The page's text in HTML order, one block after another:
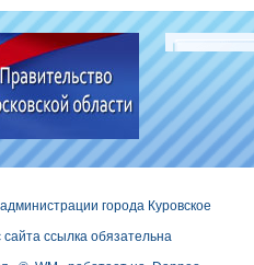
города Куровское
ссылка обязательна